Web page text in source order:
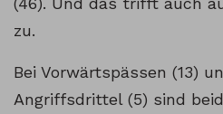
zu.
Bei Vorwärtspässen (13)
Angriffsdrittel (5) sind